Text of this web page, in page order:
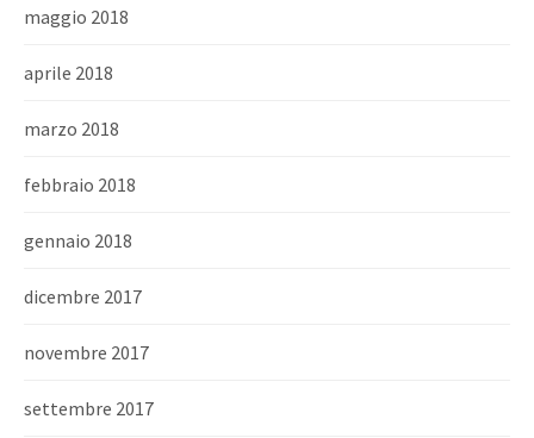
maggio 2018
aprile 2018
marzo 2018
febbraio 2018
gennaio 2018
dicembre 2017
novembre 2017
settembre 2017